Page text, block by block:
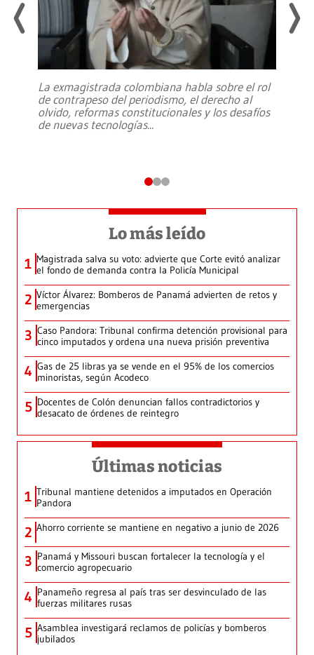
La exmagistrada colombiana habla sobre el rol
de contrapeso del periodismo, el derecho al
olvido, reformas constitucionales y los desafíos
de nuevas tecnologías...
Lo más leído
1 Magistrada salva su voto: advierte que Corte evitó analizar
el fondo de demanda contra la Policía Municipal
2 Víctor Álvarez: Bomberos de Panamá advierten de retos y
emergencias
3 Caso Pandora: Tribunal confirma detención provisional para
cinco imputados y ordena una nueva prisión preventiva
4 Gas de 25 libras ya se vende en el 95% de los comercios
minoristas, según Acodeco
5 Docentes de Colón denuncian fallos contradictorios y
desacato de órdenes de reintegro
Últimas noticias
1 Tribunal mantiene detenidos a imputados en Operación
Pandora
2 Ahorro corriente se mantiene en negativo a junio de 2026
3 Panamá y Missouri buscan fortalecer la tecnología y el
comercio agropecuario
4 Panameño regresa al país tras ser desvinculado de las
fuerzas militares rusas
5 Asamblea investigará reclamos de policías y bomberos
jubilados